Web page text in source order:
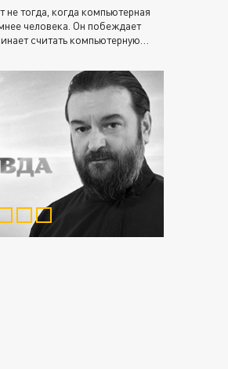
тогда, когда компьютерная
человека. Он побеждает
считать компьютерную